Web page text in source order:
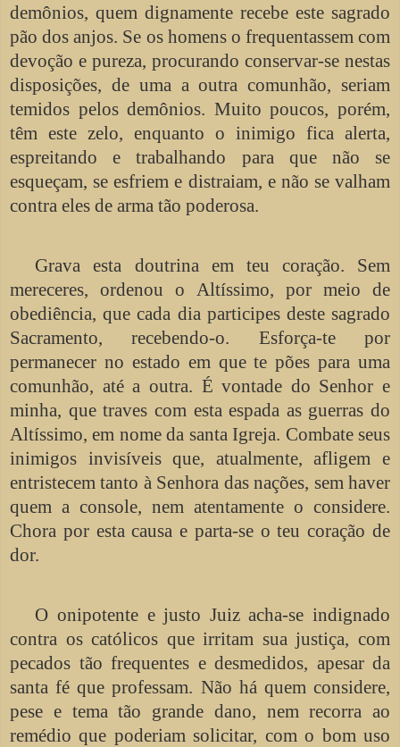
demônios, quem dignamente recebe este sagrado
pão dos anjos. Se os homens o frequentassem com
devoção e pureza, procurando conservar-se nestas
disposições, de uma a outra comunhão, seriam
temidos pelos demônios. Muito poucos, porém,
têm este zelo, enquanto o inimigo fica alerta,
espreitando e trabalhando para que não se
esqueçam, se esfriem e distraiam, e não se valham
contra eles de arma tão poderosa.
Grava esta doutrina em teu coração. Sem
mereceres, ordenou o Altíssimo, por meio de
obediência, que cada dia participes deste sagrado
Sacramento, recebendo-o. Esforça-te por
permanecer no estado em que te pões para uma
comunhão, até a outra. É vontade do Senhor e
minha, que traves com esta espada as guerras do
Altíssimo, em nome da santa Igreja. Combate seus
inimigos invisíveis que, atualmente, afligem e
entristecem tanto à Senhora das nações, sem haver
quem a console, nem atentamente o considere.
Chora por esta causa e parta-se o teu coração de
dor.
O onipotente e justo Juiz acha-se indignado
contra os católicos que irritam sua justiça, com
pecados tão frequentes e desmedidos, apesar da
santa fé que professam. Não há quem considere,
pese e tema tão grande dano, nem recorra ao
remédio que poderiam solicitar, com o bom uso